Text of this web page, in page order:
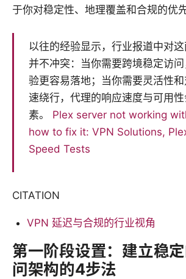
于你对稳定性、地理覆盖和合规的优
以往的经验显示，行业报道中对
并不冲突：当你需要跨境稳定访
验更容易落地；当你需要灵活性
速绕行，代理的响应速度与可用
素。 Plex server not working
how to fix it: VPN Solutions,
Speed Tests
CITATION
VPN 延迟与合规的行业视角
第一阶段设置：建立稳
问架构的4步法